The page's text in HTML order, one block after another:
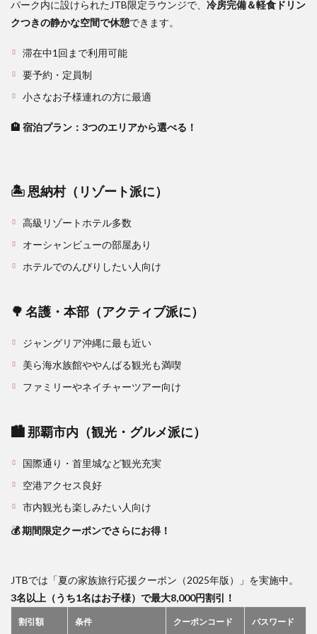
パーク内に設けられたJTB限定ラウンジで、 冷房完備＆軽食ドリン
クつきの静かな空間で休憩できます。
滞在中1回まで利用可能
要予約・定員制
小さなお子様連れの方に最適
🏨 宿泊プラン：3つのエリアから選べる！
🏝 恩納村（リゾート派に）
高級リゾートホテル多数
オーシャンビューの部屋あり
ホテルでのんびりしたい人向け
🌳 名護・本部（アクティブ派に）
ジャングリア沖縄に最も近い
美ら海水族館ややんばる観光も満喫
ファミリーやネイチャーツアー向け
🏙 那覇市内（観光・グルメ派に）
国際通り・首里城など観光充実
空港アクセス良好
市内観光も楽しみたい人向け
💰 期間限定クーポンでさらにお得！
JTBでは「夏の家族旅行応援クーポン（2025年版）」を実施中。
3名以上（うち1名はお子様）で最大8,000円割引！
割引額 条件 クーポンコード パスワード